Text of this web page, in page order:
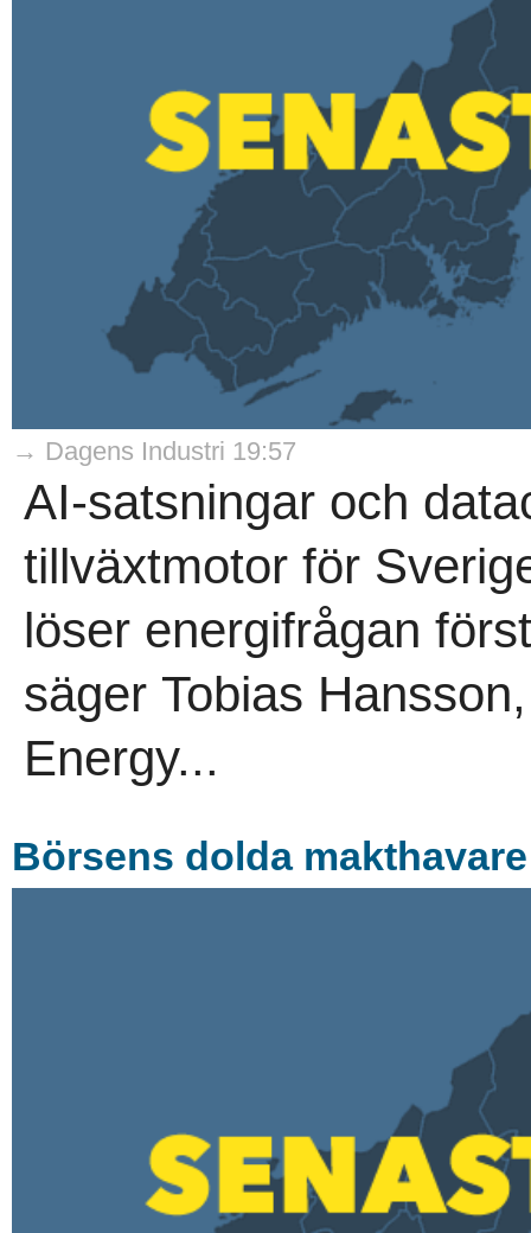
→ Dagens Industri 19:57
AI-satsningar och
tillväxtmotor för
löser energifrågan
säger Tobias
Energy...
Börsens dolda makthavare